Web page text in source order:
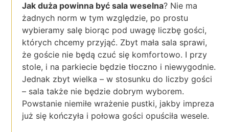
Jak duża powinna być sala weselna? Nie ma
żadnych norm w tym względzie, po prostu
wybieramy salę biorąc pod uwagę liczbę gości,
których chcemy przyjąć. Zbyt mała sala sprawi,
że goście nie będą czuć się komfortowo. I przy
stole, i na parkiecie będzie tłoczno i niewygodnie.
Jednak zbyt wielka – w stosunku do liczby gości
– sala także nie będzie dobrym wyborem.
Powstanie niemiłe wrażenie pustki, jakby impreza
już się kończyła i połowa gości opuściła wesele.